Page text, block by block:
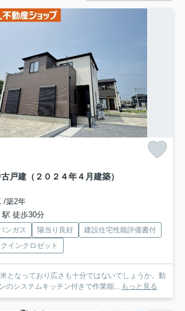
戸建（２０２４年４月建築）
/築2年
駅 徒歩30分
ンガス 陽当り良好
建設住宅性能評価書付
インクロゼット
となっており広さも十分ではないでしょうか。動
のシステムキッチン付きで作業能... もっと見る